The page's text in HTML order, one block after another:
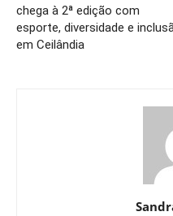
chega à 2ª edição com
esporte, diversidade e
em Ceilândia